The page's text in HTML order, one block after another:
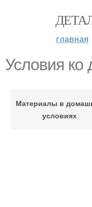
главная
Условия ко
Материалы в
условиях